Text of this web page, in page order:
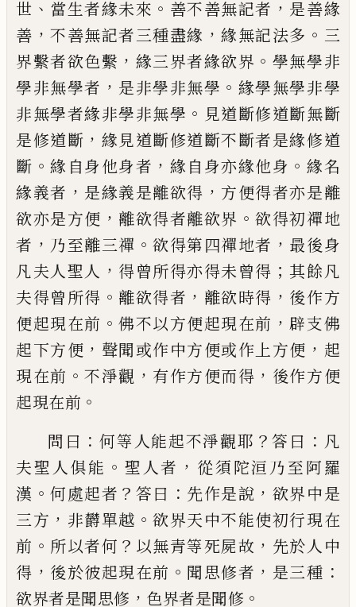
世 、 當生者緣未來 。 善不善無記者 ， 是善緣
善 ，不善無記者三種盡緣 ， 緣無記法多 。 三
界繫者欲色繫 ， 緣三界者緣欲界 。 學無學非
學非無學者 ， 是非學非無學 。 緣學無學非學
非無學者緣非學非無學 。 見道斷修道斷無斷
是修道斷 ， 緣見道斷修道斷不斷者是緣修道
斷 。 緣自身他身者 ， 緣自身亦緣他身 。 緣名
緣義者 ， 是緣義是離欲得 ， 方便得者亦是離
欲亦是方便 ， 離欲得者離欲界 。欲得初禪地
者 ， 乃至離三禪 。欲得第四禪地者 ， 最後身
凡夫人聖人 ， 得曾所得亦得未曾得 ； 其餘凡
夫得曾所得 。 離欲得者 ， 離欲時得 ， 後作方
便起現在前 。佛不以方便起現在前 ，辟支佛
起下方便 ， 聲聞或作中方便或作上方便 ， 起
現在前 。不淨觀 ， 有作方便而得 ， 後作方便
起現在前 。
問曰 ：何等人能起不淨觀耶 ？答曰 ： 凡
夫聖人俱能 。 聖人者 ， 從須陀洹乃至阿羅
漢 。何處起者 ？ 答曰 ： 先作是說 ， 欲界中是
三方 ， 非欝單越 。欲界天中不能使初行現在
前 。 所以者何 ？ 以無青等死屍故 ， 先於人中
得 ， 後於彼起現在前 。 聞思修者 ， 是三種 ：
欲界者是聞思修 ， 色界者是聞修 。